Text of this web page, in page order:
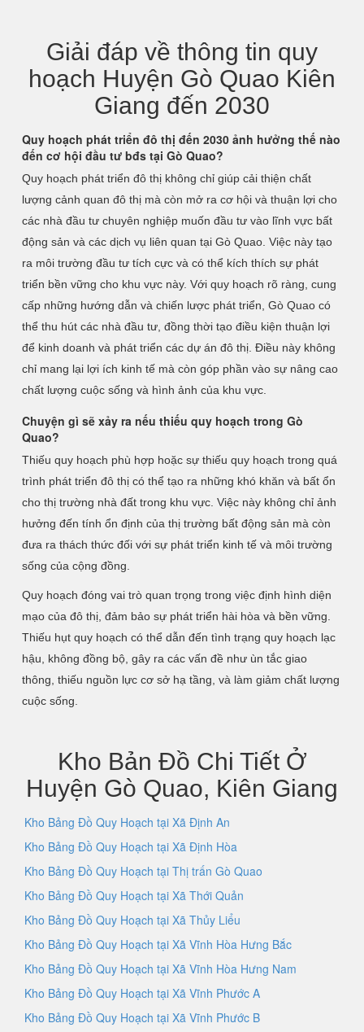
Giải đáp về thông tin quy
hoạch Huyện Gò Quao Kiên
Giang đến 2030
Quy hoạch phát triển đô thị đến 2030 ảnh hưởng thế nào
đến cơ hội đầu tư bđs tại Gò Quao?
Quy hoạch phát triển đô thị không chỉ giúp cải thiện chất
lượng cảnh quan đô thị mà còn mở ra cơ hội và thuận lợi cho
các nhà đầu tư chuyên nghiệp muốn đầu tư vào lĩnh vực bất
động sản và các dịch vụ liên quan tại Gò Quao. Việc này tạo
ra môi trường đầu tư tích cực và có thể kích thích sự phát
triển bền vững cho khu vực này. Với quy hoạch rõ ràng, cung
cấp những hướng dẫn và chiến lược phát triển, Gò Quao có
thể thu hút các nhà đầu tư, đồng thời tạo điều kiện thuận lợi
để kinh doanh và phát triển các dự án đô thị. Điều này không
chỉ mang lại lợi ích kinh tế mà còn góp phần vào sự nâng cao
chất lượng cuộc sống và hình ảnh của khu vực.
Chuyện gì sẽ xảy ra nếu thiếu quy hoạch trong Gò
Quao?
Thiếu quy hoạch phù hợp hoặc sự thiếu quy hoạch trong quá
trình phát triển đô thị có thể tạo ra những khó khăn và bất ổn
cho thị trường nhà đất trong khu vực. Việc này không chỉ ảnh
hưởng đến tính ổn định của thị trường bất động sản mà còn
đưa ra thách thức đối với sự phát triển kinh tế và môi trường
sống của cộng đồng.
Quy hoạch đóng vai trò quan trọng trong việc định hình diện
mạo của đô thị, đảm bảo sự phát triển hài hòa và bền vững.
Thiếu hụt quy hoạch có thể dẫn đến tình trạng quy hoạch lạc
hậu, không đồng bộ, gây ra các vấn đề như ùn tắc giao
thông, thiếu nguồn lực cơ sở hạ tầng, và làm giảm chất lượng
cuộc sống.
Kho Bản Đồ Chi Tiết Ở
Huyện Gò Quao, Kiên Giang
Kho Bảng Đồ Quy Hoạch tại Xã Định An
Kho Bảng Đồ Quy Hoạch tại Xã Định Hòa
Kho Bảng Đồ Quy Hoạch tại Thị trấn Gò Quao
Kho Bảng Đồ Quy Hoạch tại Xã Thới Quản
Kho Bảng Đồ Quy Hoạch tại Xã Thủy Liểu
Kho Bảng Đồ Quy Hoạch tại Xã Vĩnh Hòa Hưng Bắc
Kho Bảng Đồ Quy Hoạch tại Xã Vĩnh Hòa Hưng Nam
Kho Bảng Đồ Quy Hoạch tại Xã Vĩnh Phước A
Kho Bảng Đồ Quy Hoạch tại Xã Vĩnh Phước B